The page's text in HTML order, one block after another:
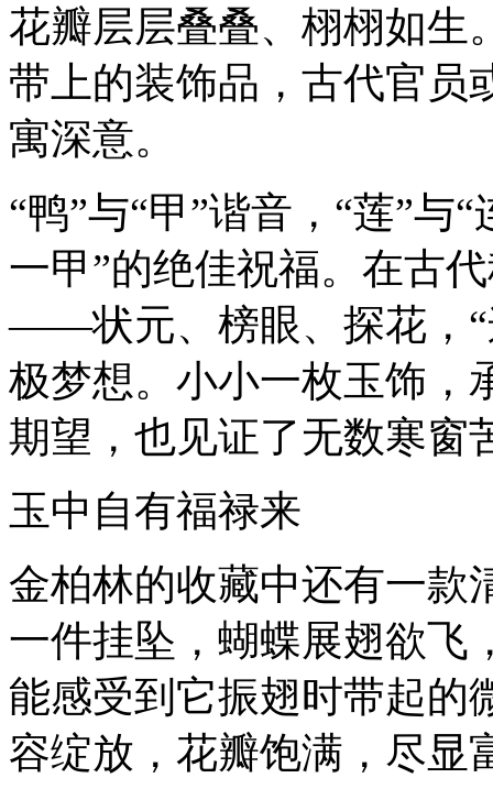
花瓣层层叠叠、栩栩如生
带上的装饰品，古代官员
寓深意。
“鸭”与“甲”谐音，“莲”与
一甲”的绝佳祝福。在古
——状元、榜眼、探花，“
极梦想。小小一枚玉饰，
期望，也见证了无数寒窗
玉中自有福禄来
金柏林的收藏中还有一款
一件挂坠，蝴蝶展翅欲飞
能感受到它振翅时带起的
容绽放，花瓣饱满，尽显